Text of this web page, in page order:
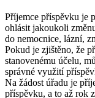
Příjemce příspěvku je
ohlásit jakoukoli
do nemocnice, lázní,
Pokud je zjištěno, že
stanovenému účelu,
správné využití
Na žádost úřadu je
příspěvku, a to až rok